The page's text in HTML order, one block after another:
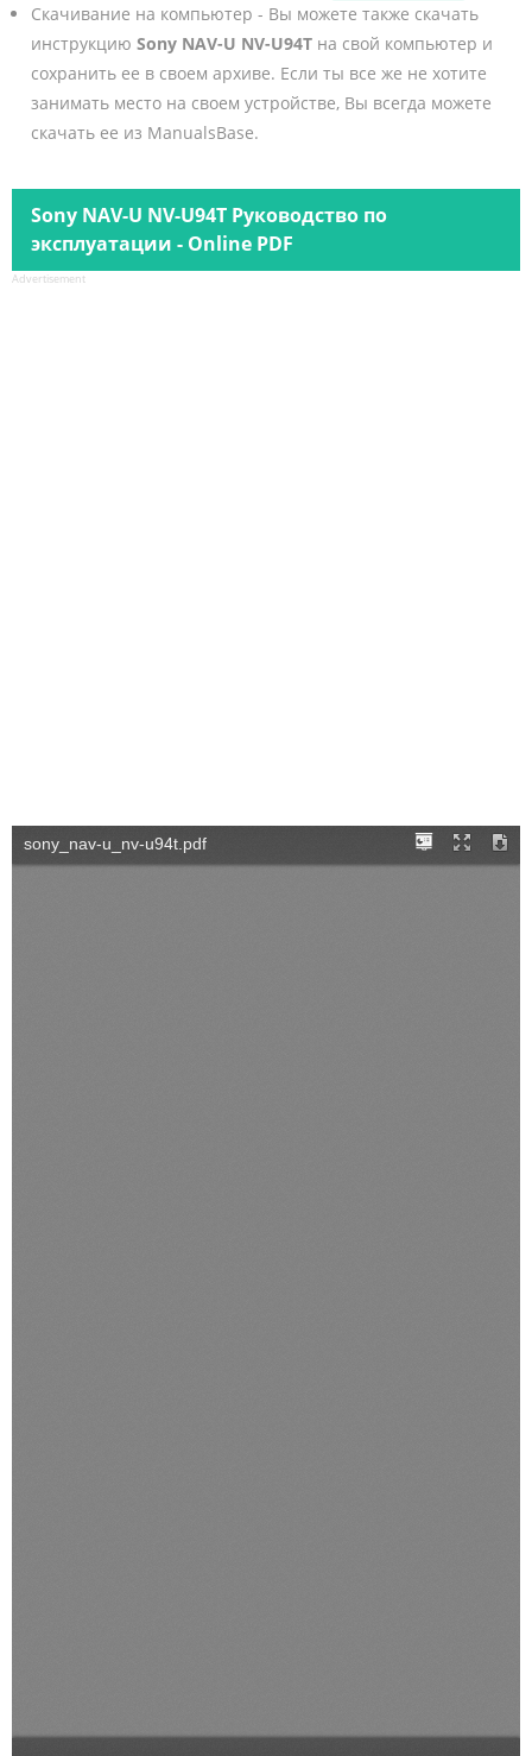
Скачивание на компьютер - Вы можете также скачать
инструкцию Sony NAV-U NV-U94Tна свой компьютер и
сохранить ее в своем архиве. Если ты все же не хотите
занимать место на своем устройстве, Вы всегда можете
скачать ее из ManualsBase.
Sony NAV-U NV-U94T Руководство по
эксплуатации - Online PDF
Advertisement